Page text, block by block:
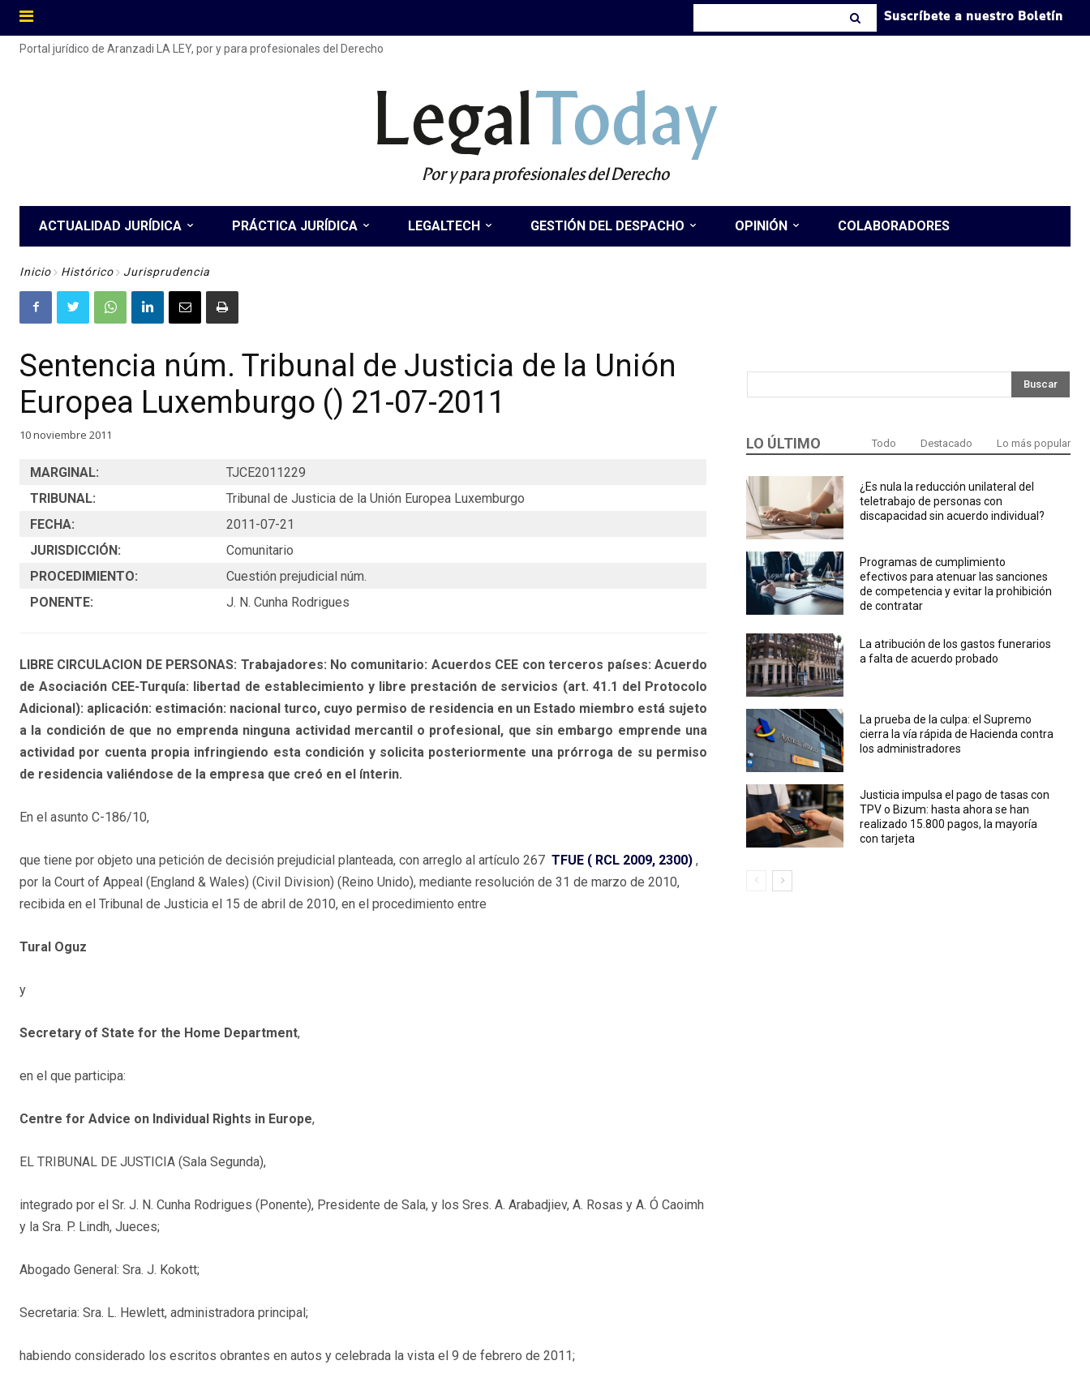
Suscríbete a nuestro Boletín
Portal jurídico de Aranzadi LA LEY, por y para profesionales del Derecho
LegalToday
Por y para profesionales del Derecho
ACTUALIDAD JURÍDICA PRÁCTICA JURÍDICA LEGALTECH GESTIÓN DEL DESPACHO OPINIÓN COLABORADORES
Inicio Histórico Jurisprudencia
Sentencia núm. Tribunal de Justicia de la Unión
Europea Luxemburgo () 21-07-2011
10 noviembre 2011
MARGINAL:
TJCE2011229
TRIBUNAL:
Tribunal de Justicia de la Unión Europea Luxemburgo
FECHA:
2011-07-21
JURISDICCIÓN:
Comunitario
PROCEDIMIENTO:
Cuestión prejudicial núm.
PONENTE:
J. N. Cunha Rodrigues
LIBRE CIRCULACION DE PERSONAS: Trabajadores: No comunitario: Acuerdos CEE con terceros países: Acuerdo
de Asociación CEE-Turquía: libertad de establecimiento y libre prestación de servicios (art. 41.1 del Protocolo
Adicional): aplicación: estimación: nacional turco, cuyo permiso de residencia en un Estado miembro está sujeto
a la condición de que no emprenda ninguna actividad mercantil o profesional, que sin embargo emprende una
actividad por cuenta propia infringiendo esta condición y solicita posteriormente una prórroga de su permiso
de residencia valiéndose de la empresa que creó en el ínterin.
En el asunto C-186/10,
que tiene por objeto una petición de decisión prejudicial planteada, con arreglo al artículo 267 TFUE ( RCL 2009, 2300) ,
por la Court of Appeal (England & Wales) (Civil Division) (Reino Unido), mediante resolución de 31 de marzo de 2010,
recibida en el Tribunal de Justicia el 15 de abril de 2010, en el procedimiento entre
Tural Oguz
y
Secretary of State for the Home Department,
en el que participa:
Centre for Advice on Individual Rights in Europe,
EL TRIBUNAL DE JUSTICIA (Sala Segunda),
integrado por el Sr. J. N. Cunha Rodrigues (Ponente), Presidente de Sala, y los Sres. A. Arabadjiev, A. Rosas y A. Ó Caoimh
y la Sra. P. Lindh, Jueces;
Abogado General: Sra. J. Kokott;
Secretaria: Sra. L. Hewlett, administradora principal;
habiendo considerado los escritos obrantes en autos y celebrada la vista el 9 de febrero de 2011;
Buscar
LO ÚLTIMO Todo Destacado Lo más popular
¿Es nula la reducción unilateral del
teletrabajo de personas con
discapacidad sin acuerdo individual?
Programas de cumplimiento
efectivos para atenuar las sanciones
de competencia y evitar la prohibición
de contratar
La atribución de los gastos funerarios
a falta de acuerdo probado
La prueba de la culpa: el Supremo
cierra la vía rápida de Hacienda contra
los administradores
Justicia impulsa el pago de tasas con
TPV o Bizum: hasta ahora se han
realizado 15.800 pagos, la mayoría
con tarjeta